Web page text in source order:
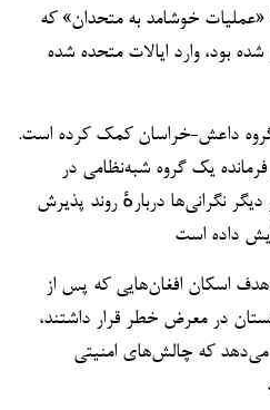
خوشامد به متحدان» که
بود، وارد ایالات متحده شده
داعش-خراسان کمک کرده است.
یک گروه شبه‌نظامی در
نگرانی‌ها دربارهٔ روند پذیرش
هدف اسکان افغان‌هایی که پس از
در معرض خطر قرار داشتند،
می‌دهد که چالش‌های امنیتی